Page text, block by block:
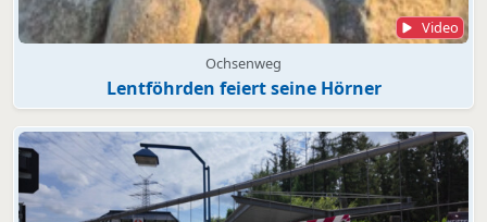
Video
Ochsenweg
Lentföhrden feiert seine Hörner